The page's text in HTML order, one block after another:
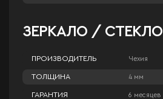
ЗЕРКАЛО / СТЕКЛО
ПРОИЗВОДИТЕЛЬ Чехия
ТОЛЩИНА 4 мм
ГАРАНТИЯ 6 месяцев